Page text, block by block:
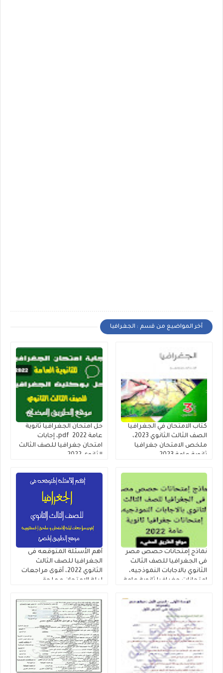
أخر المواضيع من قسم : الجغرافيا
كتاب الامتحان في الجغرافيا
الصف الثالث الثانوي 2023،
ملخص الامتحان جغرافيا
ثانوية عامة 2023
حل امتحان الجغرافيا ثانوية
عامة 2022 pdf، إجابات
امتحان جغرافيا للصف الثالث
الثانوى 2022
نماذج إمتحانات حصص مصر
فى الجغرافيا للصف الثالث
الثانوي بالاجابات النموذجيه،
إمتحانات جغرافيا ثانوية عامة
أهم الأسئلة المتوقعه فى
الجغرافيا للصف الثالث
الثانوي 2022، أقوى مراجعات
ليلة الامتحان و ملحق
عامة